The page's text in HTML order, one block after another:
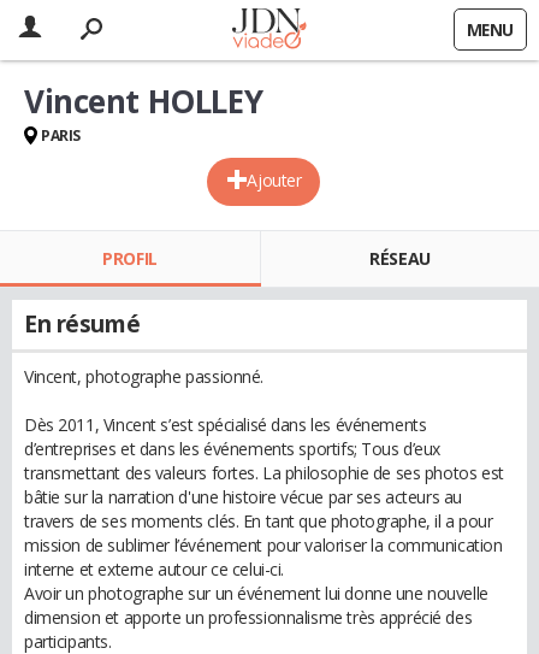
MENU
Ajouter
Vincent HOLLEY
PARIS
PROFIL RÉSEAU
En résumé
Vincent, photographe passionné.
Dès 2011, Vincent s’est spécialisé dans les événements
d’entreprises et dans les événements sportifs; Tous d’eux
transmettant des valeurs fortes. La philosophie de ses photos est
bâtie sur la narration d'une histoire vécue par ses acteurs au
travers de ses moments clés. En tant que photographe, il a pour
mission de sublimer l’événement pour valoriser la communication
interne et externe autour ce celui-ci.
Avoir un photographe sur un événement lui donne une nouvelle
dimension et apporte un professionnalisme très apprécié des
participants.